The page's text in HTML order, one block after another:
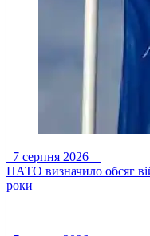
7 серпня 2026
НАТО визначило обсяг
роки